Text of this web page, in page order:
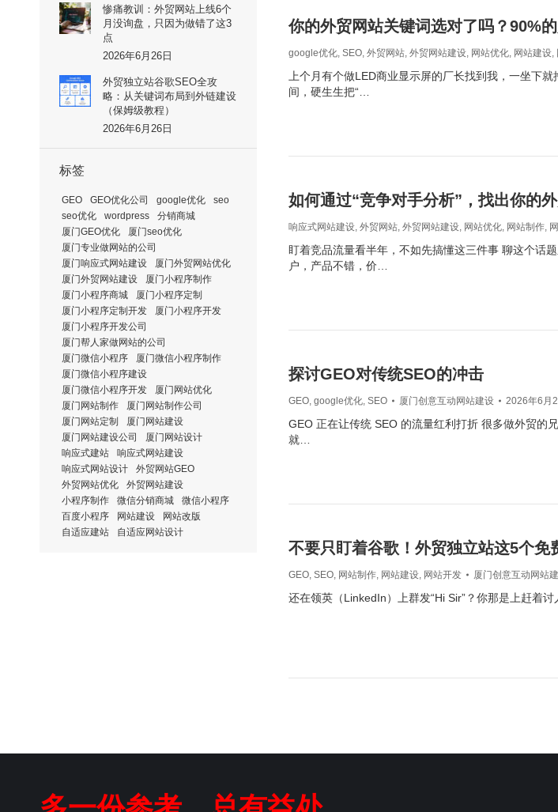
你的外贸网站关键词选对了吗？90%
google优化, SEO, 外贸网站, 外贸网站建设, 网站优化, 网站建设,
上个月有个做LED商业显示屏的厂长找到我，一坐下
间，硬生生把“…
如何通过“竞争对手分析”，找出你的
响应式网站建设, 外贸网站, 外贸网站建设, 网站优化, 网站制作,
盯着竞品流量看半年，不如先搞懂这三件事 聊这个话
户，产品不错，价…
探讨GEO对传统SEO的冲击
GEO, google优化, SEO 厦门创意互动网站建设 2026年6月
GEO 正在让传统 SEO 的流量红利打折 很多做外贸的
就…
不要只盯着谷歌！外贸独立站这5个免
GEO, SEO, 网站制作, 网站建设, 网站开发 厦门创意互动网站
还在领英（LinkedIn）上群发“Hi Sir”？你那是上赶着
惨痛教训：外贸网站上线6个
月没询盘，只因为做错了这3
点
2026年6月26日
外贸独立站谷歌SEO全攻
略：从关键词布局到外链建设
（保姆级教程）
2026年6月26日
标签
GEO GEO优化公司 google优化
seo
seo优化
wordpress
分销商城
厦门GEO优化
厦门seo优化
厦门专业做网站的公司
厦门响应式网站建设
厦门外贸网站优化
厦门外贸网站建设
厦门小程序制作
厦门小程序商城
厦门小程序定制
厦门小程序定制开发
厦门小程序开发
厦门小程序开发公司
厦门帮人家做网站的公司
厦门微信小程序
厦门微信小程序制作
厦门微信小程序建设
厦门微信小程序开发
厦门网站优化
厦门网站制作
厦门网站制作公司
厦门网站定制
厦门网站建设
厦门网站建设公司
厦门网站设计
响应式建站
响应式网站建设
响应式网站设计
外贸网站GEO
外贸网站优化
外贸网站建设
小程序制作
微信分销商城
微信小程序
百度小程序
网站建设
网站改版
自适应建站
自适应网站设计